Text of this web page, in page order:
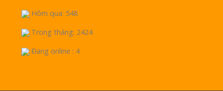
Hôm qua: 548
Trong tháng: 2424
Đang online : 4